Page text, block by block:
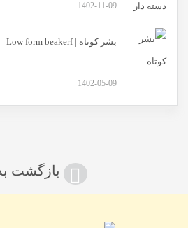
1402-11-09
بشر کوتاه | Low form beakerf
1402-05-09
بازگشت به